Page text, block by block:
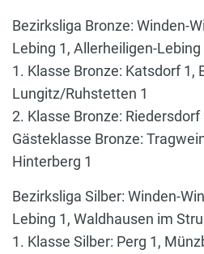
Bezirksliga Bronze: Winden-
Lebing 1, Allerheiligen-Lebing
1. Klasse Bronze: Katsdorf 1,
Lungitz/Ruhstetten 1
2. Klasse Bronze:
Gästeklasse Bronze:
Hinterberg 1
Bezirksliga Silber: Winden-
Lebing 1, Waldhausen im
1. Klasse Silber: Perg 1,